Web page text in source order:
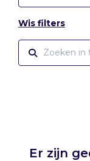
Wis filters
Er zijn